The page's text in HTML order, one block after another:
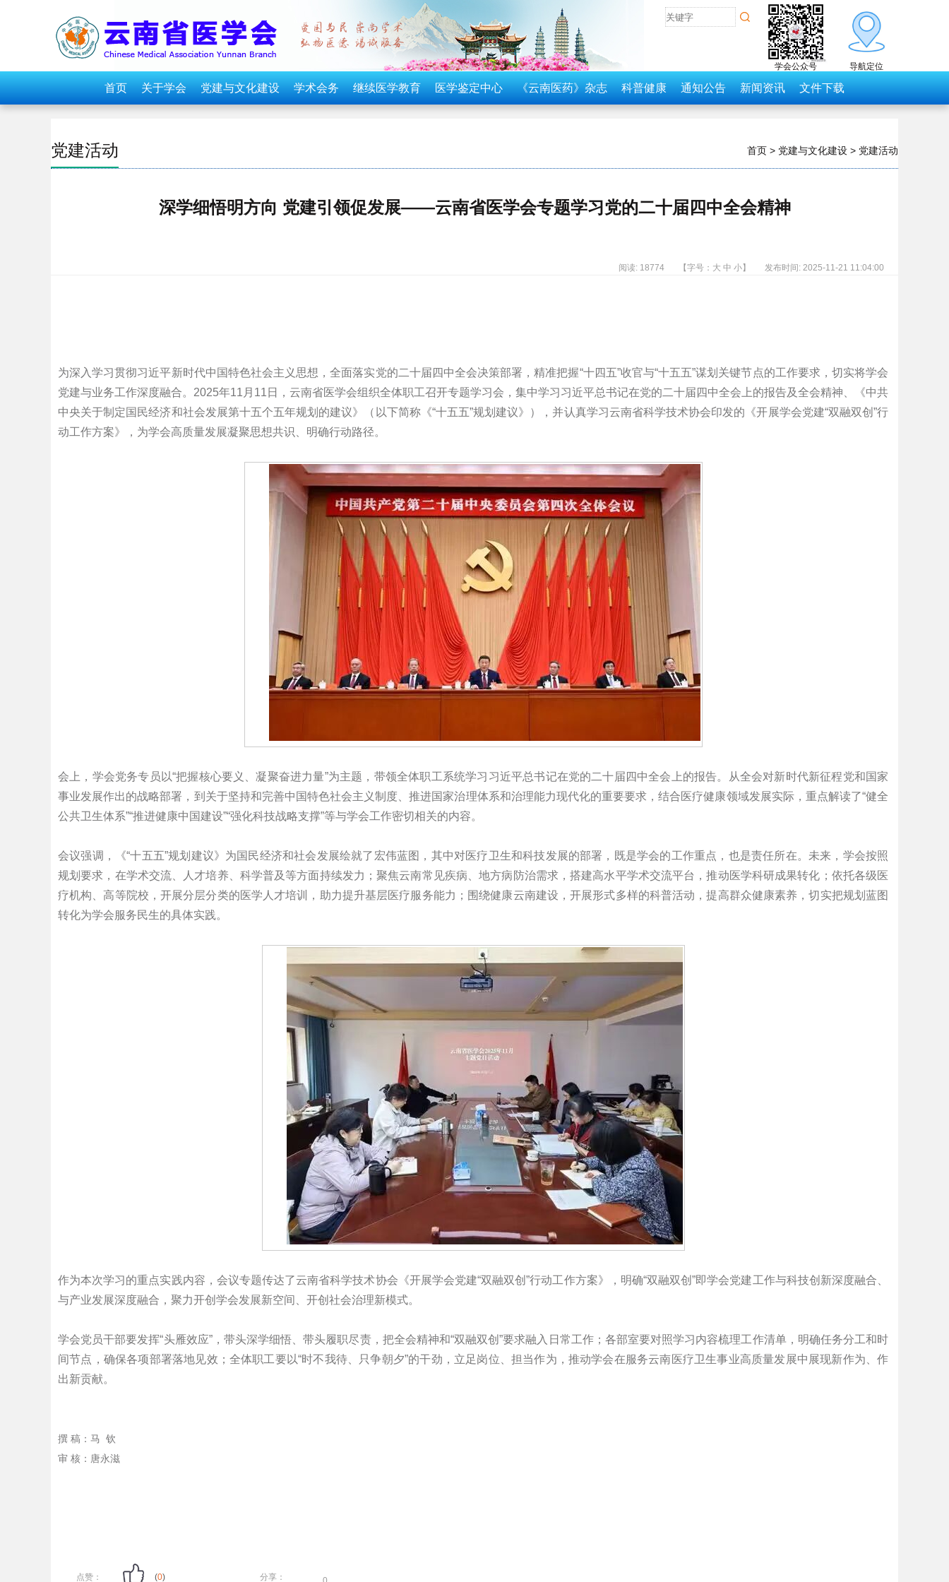
导航定位
学会公众号
首页 关于学会 党建与文化建设 学术会务 继续医学教育 医学鉴定中心 《云南医药》杂志 科普健康 通知公告 新闻资讯 文件下载
党建活动 首页 > 党建与文化建设 > 党建活动
深学细悟明方向 党建引领促发展——云南省医学会专题学习党的二十届四中全会精神
发布时间: 2025-11-21 11:04:00
【字号： 大 中 小】
阅读: 18774
为深入学习贯彻习近平新时代中国特色社会主义思想，全面落实党的二十届四中全会决策部署，精准把握“十四五”收官与“十五五”谋划关键节点的工作要求，切实将学会
党建与业务工作深度融合。2025年11月11日，云南省医学会组织全体职工召开专题学习会，集中学习习近平总书记在党的二十届四中全会上的报告及全会精神、《中共
中央关于制定国民经济和社会发展第十五个五年规划的建议》（以下简称《“十五五”规划建议》），并认真学习云南省科学技术协会印发的《开展学会党建“双融双创”行
动工作方案》，为学会高质量发展凝聚思想共识、明确行动路径。
会上，学会党务专员以“把握核心要义、凝聚奋进力量”为主题，带领全体职工系统学习习近平总书记在党的二十届四中全会上的报告。从全会对新时代新征程党和国家
事业发展作出的战略部署，到关于坚持和完善中国特色社会主义制度、推进国家治理体系和治理能力现代化的重要要求，结合医疗健康领域发展实际，重点解读了“健全
公共卫生体系”“推进健康中国建设”“强化科技战略支撑”等与学会工作密切相关的内容。
会议强调，《“十五五”规划建议》为国民经济和社会发展绘就了宏伟蓝图，其中对医疗卫生和科技发展的部署，既是学会的工作重点，也是责任所在。未来，学会按照
规划要求，在学术交流、人才培养、科学普及等方面持续发力；聚焦云南常见疾病、地方病防治需求，搭建高水平学术交流平台，推动医学科研成果转化；依托各级医
疗机构、高等院校，开展分层分类的医学人才培训，助力提升基层医疗服务能力；围绕健康云南建设，开展形式多样的科普活动，提高群众健康素养，切实把规划蓝图
转化为学会服务民生的具体实践。
作为本次学习的重点实践内容，会议专题传达了云南省科学技术协会《开展学会党建“双融双创”行动工作方案》，明确“双融双创”即学会党建工作与科技创新深度融合、
与产业发展深度融合，聚力开创学会发展新空间、开创社会治理新模式。
学会党员干部要发挥“头雁效应”，带头深学细悟、带头履职尽责，把全会精神和“双融双创”要求融入日常工作；各部室要对照学习内容梳理工作清单，明确任务分工和时
间节点，确保各项部署落地见效；全体职工要以“时不我待、只争朝夕”的干劲，立足岗位、担当作为，推动学会在服务云南医疗卫生事业高质量发展中展现新作为、作
出新贡献。
撰 稿：马 钦
审 核：唐永滋
点赞： (0) 分享：